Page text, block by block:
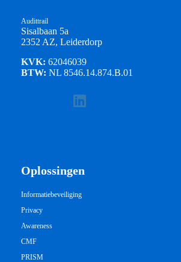
Audittrail
Sisalbaan 5a
2352 AZ, Leiderdorp
KVK: 62046039
BTW: NL 8546.14.874.B.01
Oplossingen
Informatiebeveiliging
Privacy
Awareness
CMF
PRISM